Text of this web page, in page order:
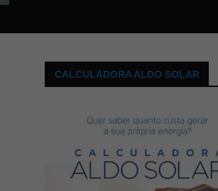
CALCULADORA ALDO SOLAR